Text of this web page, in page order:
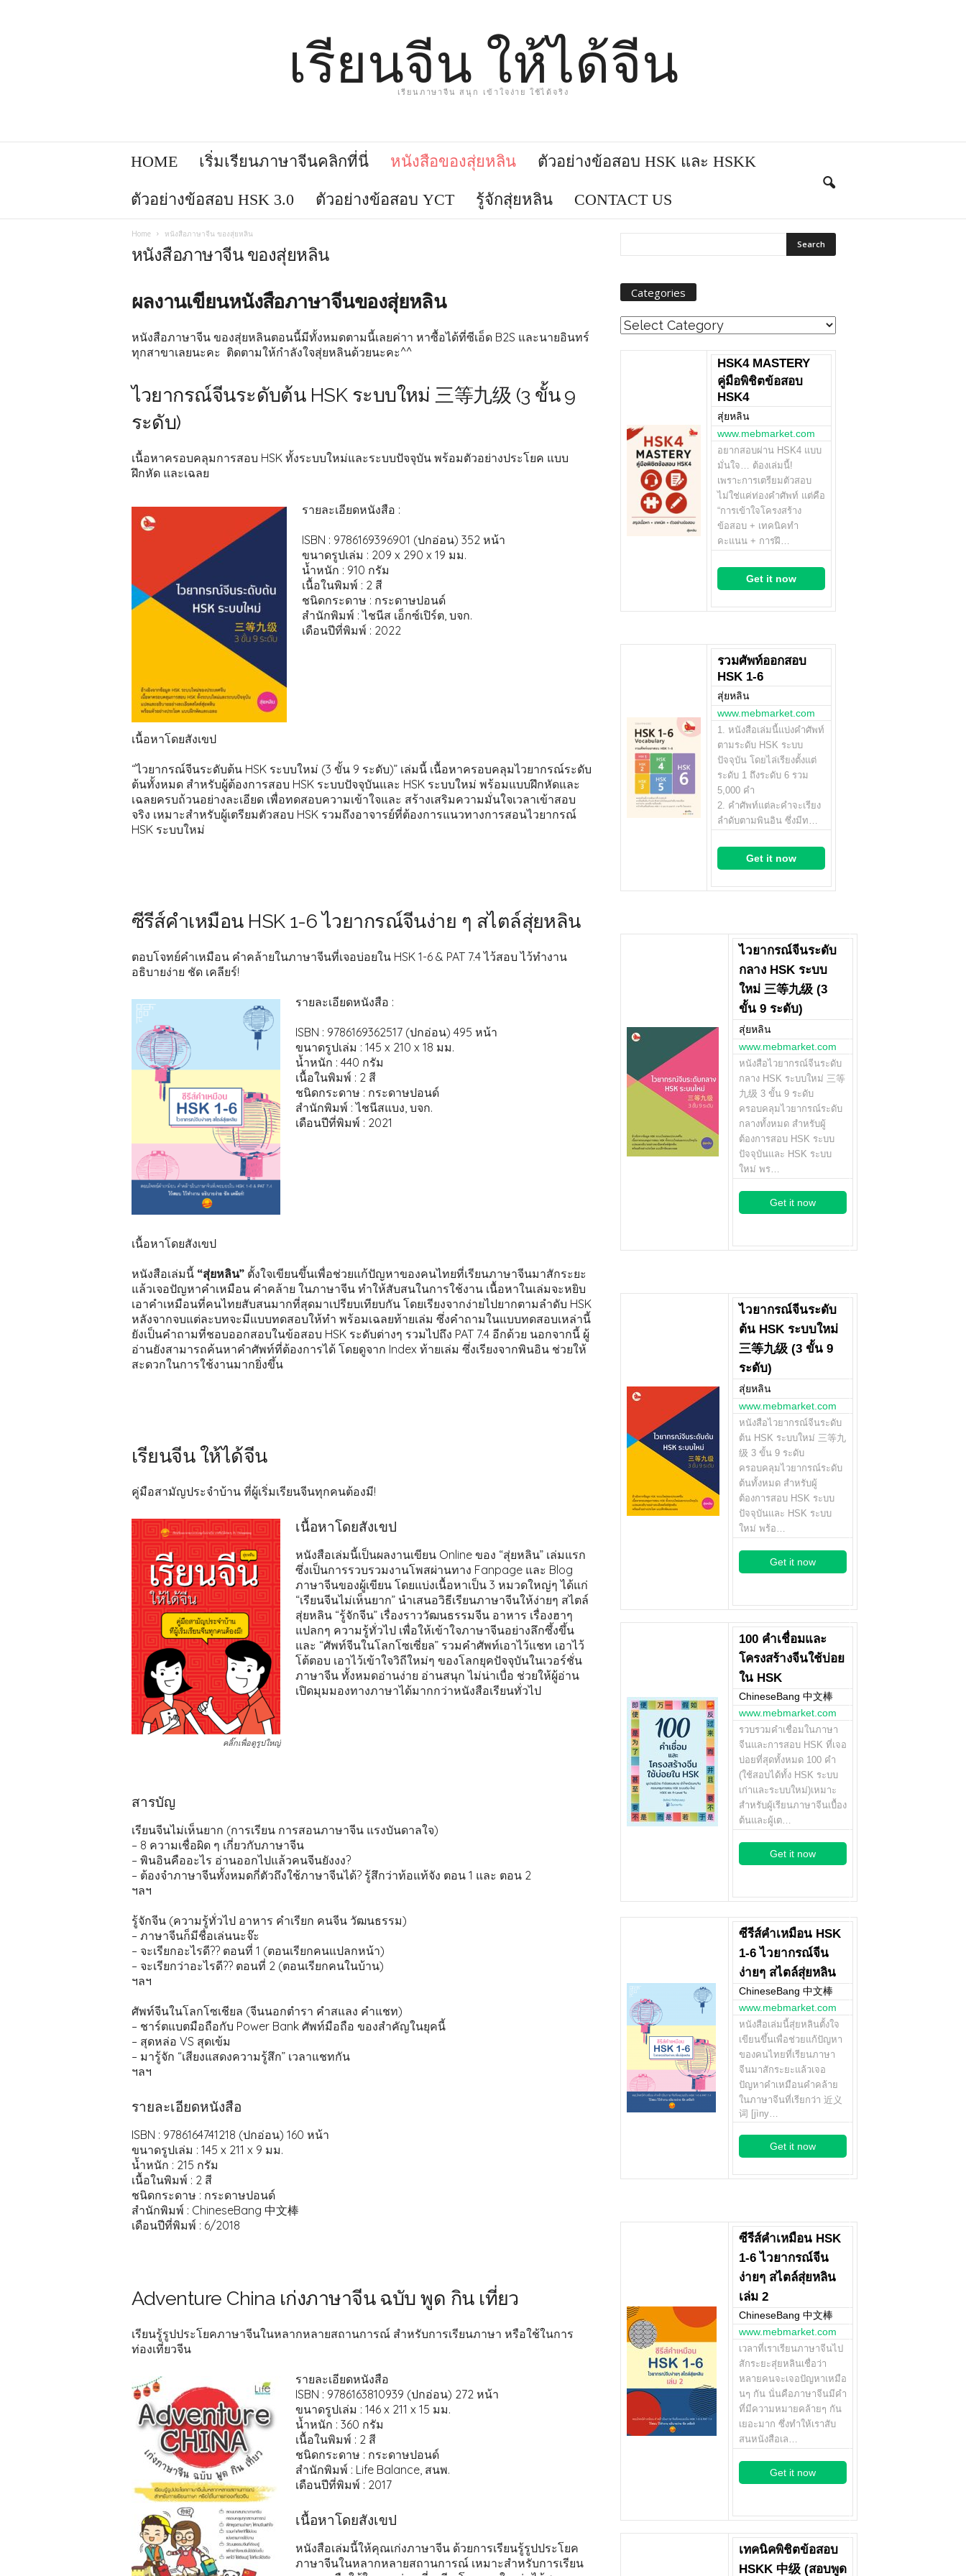
เรียนจีน ให้ได้จีน
เรียนภาษาจีน สนุก เข้าใจง่าย ใช้ได้จริง
HOME เริ่มเรียนภาษาจีนคลิกที่นี่ หนังสือของสุ่ยหลิน ตัวอย่างข้อสอบ HSK และ HSKK
ตัวอย่างข้อสอบ HSK 3.0 ตัวอย่างข้อสอบ YCT รู้จักสุ่ยหลิน CONTACT US
Home หนังสือภาษาจีน ของสุ่ยหลิน
หนังสือภาษาจีน ของสุ่ยหลิน
ผลงานเขียนหนังสือภาษาจีนของสุ่ยหลิน
หนังสือภาษาจีน ของสุ่ยหลินตอนนี้มีทั้งหมดตามนี้เลยค่าา หาซื้อได้ที่ซีเอ็ด B2S และนายอินทร์
ทุกสาขาเลยนะคะ ติดตามให้กำลังใจสุ่ยหลินด้วยนะคะ^^
ไวยากรณ์จีนระดับต้น HSK ระบบใหม่ 三等九级 (3 ขั้น 9
ระดับ)
เนื้อหาครอบคลุมการสอบ HSK ทั้งระบบใหม่และระบบปัจจุบัน พร้อมตัวอย่างประโยค แบบ
ฝึกหัด และเฉลย
รายละเอียดหนังสือ :
ISBN : 9786169396901 (ปกอ่อน) 352 หน้า
ขนาดรูปเล่ม : 209 x 290 x 19 มม.
น้ำหนัก : 910 กรัม
เนื้อในพิมพ์ : 2 สี
ชนิดกระดาษ : กระดาษปอนด์
สำนักพิมพ์ : ไชนีส เอ็กซ์เปิร์ต, บจก.
เดือนปีที่พิมพ์ : 2022
เนื้อหาโดยสังเขป
“ไวยากรณ์จีนระดับต้น HSK ระบบใหม่ (3 ขั้น 9 ระดับ)” เล่มนี้ เนื้อหาครอบคลุมไวยากรณ์ระดับ
ต้นทั้งหมด สำหรับผู้ต้องการสอบ HSK ระบบปัจจุบันและ HSK ระบบใหม่ พร้อมแบบฝึกหัดและ
เฉลยครบถ้วนอย่างละเอียด เพื่อทดสอบความเข้าใจและ สร้างเสริมความมั่นใจเวลาเข้าสอบ
จริง เหมาะสำหรับผู้เตรียมตัวสอบ HSK รวมถึงอาจารย์ที่ต้องการแนวทางการสอนไวยากรณ์
HSK ระบบใหม่
ซีรีส์คำเหมือน HSK 1-6 ไวยากรณ์จีนง่าย ๆ สไตล์สุ่ยหลิน
ตอบโจทย์คำเหมือน คำคล้ายในภาษาจีนที่เจอบ่อยใน HSK 1-6 & PAT 7.4 ไว้สอบ ไว้ทำงาน
อธิบายง่าย ชัด เคลียร์!
รายละเอียดหนังสือ :
ISBN : 9786169362517 (ปกอ่อน) 495 หน้า
ขนาดรูปเล่ม : 145 x 210 x 18 มม.
น้ำหนัก : 440 กรัม
เนื้อในพิมพ์ : 2 สี
ชนิดกระดาษ : กระดาษปอนด์
สำนักพิมพ์ : ไชนีสแบง, บจก.
เดือนปีที่พิมพ์ : 2021
เนื้อหาโดยสังเขป
หนังสือเล่มนี้ “สุ่ยหลิน”ตั้งใจเขียนขึ้นเพื่อช่วยแก้ปัญหาของคนไทยที่เรียนภาษาจีนมาสักระยะ
แล้วเจอปัญหาคำเหมือน คำคล้าย ในภาษาจีน ทำให้สับสนในการใช้งาน เนื้อหาในเล่มจะหยิบ
เอาคำเหมือนที่คนไทยสับสนมากที่สุดมาเปรียบเทียบกัน โดยเรียงจากง่ายไปยากตามลำดับ HSK
หลังจากจบแต่ละบทจะมีแบบทดสอบให้ทำ พร้อมเฉลยท้ายเล่ม ซึ่งคำถามในแบบทดสอบเหล่านี้
ยังเป็นคำถามที่ชอบออกสอบในข้อสอบ HSK ระดับต่างๆ รวมไปถึง PAT 7.4 อีกด้วย นอกจากนี้ ผู้
อ่านยังสามารถค้นหาคำศัพท์ที่ต้องการได้ โดยดูจาก Index ท้ายเล่ม ซึ่งเรียงจากพินอิน ช่วยให้
สะดวกในการใช้งานมากยิ่งขึ้น
เรียนจีน ให้ได้จีน
คู่มือสามัญประจำบ้าน ที่ผู้เริ่มเรียนจีนทุกคนต้องมี!
คลิ๊กเพื่อดูรูปใหญ่
เนื้อหาโดยสังเขป
หนังสือเล่มนี้เป็นผลงานเขียน Online ของ “สุ่ยหลิน” เล่มแรก
ซึ่งเป็นการรวบรวมงานโพสผ่านทาง Fanpage และ Blog
ภาษาจีนของผู้เขียน โดยแบ่งเนื้อหาเป็น 3 หมวดใหญ่ๆ ได้แก่
“เรียนจีนไม่เห็นยาก” นำเสนอวิธีเรียนภาษาจีนให้ง่ายๆ สไตล์
สุ่ยหลิน “รู้จักจีน” เรื่องราววัฒนธรรมจีน อาหาร เรื่องฮาๆ
แปลกๆ ความรู้ทั่วไป เพื่อให้เข้าใจภาษาจีนอย่างลึกซึ้งขึ้น
และ “ศัพท์จีนในโลกโซเซี่ยล” รวมคำศัพท์เอาไว้แชท เอาไว้
โต้ตอบ เอาไว้เข้าใจวิถีใหม่ๆ ของโลกยุคปัจจุบันในเวอร์ชั่น
ภาษาจีน ทั้งหมดอ่านง่าย อ่านสนุก ไม่น่าเบื่อ ช่วยให้ผู้อ่าน
เปิดมุมมองทางภาษาได้มากกว่าหนังสือเรียนทั่วไป
สารบัญ
เรียนจีนไม่เห็นยาก (การเรียน การสอนภาษาจีน แรงบันดาลใจ)
– 8 ความเชื่อผิด ๆ เกี่ยวกับภาษาจีน
– พินอินคืออะไร อ่านออกไปแล้วคนจีนยังงง?
– ต้องจำภาษาจีนทั้งหมดกี่ตัวถึงใช้ภาษาจีนได้? รู้สึกว่าท้อแท้จัง ตอน 1 และ ตอน 2
ฯลฯ
รู้จักจีน (ความรู้ทั่วไป อาหาร คำเรียก คนจีน วัฒนธรรม)
– ภาษาจีนก็มีชื่อเล่นนะจ๊ะ
– จะเรียกอะไรดี?? ตอนที่ 1 (ตอนเรียกคนแปลกหน้า)
– จะเรียกว่าอะไรดี?? ตอนที่ 2 (ตอนเรียกคนในบ้าน)
ฯลฯ
ศัพท์จีนในโลกโซเชียล (จีนนอกตำรา คำสแลง คำแชท)
– ชาร์ตแบตมือถือกับ Power Bank ศัพท์มือถือ ของสำคัญในยุคนี้
– สุดหล่อ VS สุดเข้ม
– มารู้จัก “เสียงแสดงความรู้สึก” เวลาแชทกัน
ฯลฯ
รายละเอียดหนังสือ
ISBN : 9786164741218 (ปกอ่อน) 160 หน้า
ขนาดรูปเล่ม : 145 x 211 x 9 มม.
น้ำหนัก : 215 กรัม
เนื้อในพิมพ์ : 2 สี
ชนิดกระดาษ : กระดาษปอนด์
สำนักพิมพ์ : ChineseBang 中文棒
เดือนปีที่พิมพ์ : 6/2018
Adventure China เก่งภาษาจีน ฉบับ พูด กิน เที่ยว
เรียนรู้รูปประโยคภาษาจีนในหลากหลายสถานการณ์ สำหรับการเรียนภาษา หรือใช้ในการ
ท่องเที่ยวจีน
รายละเอียดหนังสือ
ISBN : 9786163810939 (ปกอ่อน) 272 หน้า
ขนาดรูปเล่ม : 146 x 211 x 15 มม.
น้ำหนัก : 360 กรัม
เนื้อในพิมพ์ : 2 สี
ชนิดกระดาษ : กระดาษปอนด์
สำนักพิมพ์ : Life Balance, สนพ.
เดือนปีที่พิมพ์ : 2017
เนื้อหาโดยสังเขป
หนังสือเล่มนี้ให้คุณเก่งภาษาจีน ด้วยการเรียนรู้รูปประโยค
ภาษาจีนในหลากหลายสถานการณ์ เหมาะสำหรับการเรียน
Categories
Categories
HSK4 MASTERY
คู่มือพิชิตข้อสอบ
HSK4
สุ่ยหลิน
www.mebmarket.com
อยากสอบผ่าน HSK4 แบบ
มั่นใจ… ต้องเล่มนี้!
เพราะการเตรียมตัวสอบ
ไม่ใช่แค่ท่องคำศัพท์ แต่คือ
“การเข้าใจโครงสร้าง
ข้อสอบ + เทคนิคทำ
คะแนน + การฝึ…
Get it now
รวมศัพท์ออกสอบ
HSK 1-6
สุ่ยหลิน
www.mebmarket.com
1. หนังสือเล่มนี้แบ่งคำศัพท์
ตามระดับ HSK ระบบ
ปัจจุบัน โดยไล่เรียงตั้งแต่
ระดับ 1 ถึงระดับ 6 รวม
5,000 คำ
2. คำศัพท์แต่ละคำจะเรียง
ลำดับตามพินอิน ซึ่งมีท…
Get it now
ไวยากรณ์จีนระดับ
กลาง HSK ระบบ
ใหม่ 三等九级 (3
ขั้น 9 ระดับ)
สุ่ยหลิน
www.mebmarket.com
หนังสือไวยากรณ์จีนระดับ
กลาง HSK ระบบใหม่ 三等
九级 3 ขั้น 9 ระดับ
ครอบคลุมไวยากรณ์ระดับ
กลางทั้งหมด สำหรับผู้
ต้องการสอบ HSK ระบบ
ปัจจุบันและ HSK ระบบ
ใหม่ พร…
Get it now
ไวยากรณ์จีนระดับ
ต้น HSK ระบบใหม่
三等九级 (3 ขั้น 9
ระดับ)
สุ่ยหลิน
www.mebmarket.com
หนังสือไวยากรณ์จีนระดับ
ต้น HSK ระบบใหม่ 三等九
级 3 ขั้น 9 ระดับ
ครอบคลุมไวยากรณ์ระดับ
ต้นทั้งหมด สำหรับผู้
ต้องการสอบ HSK ระบบ
ปัจจุบันและ HSK ระบบ
ใหม่ พร้อ…
Get it now
100 คำเชื่อมและ
โครงสร้างจีนใช้บ่อย
ใน HSK
ChineseBang 中文棒
www.mebmarket.com
รวบรวมคำเชื่อมในภาษา
จีนและการสอบ HSK ที่เจอ
บ่อยที่สุดทั้งหมด 100 คำ
(ใช้สอบได้ทั้ง HSK ระบบ
เก่าและระบบใหม่)เหมาะ
สำหรับผู้เรียนภาษาจีนเบื้อง
ต้นและผู้เต…
Get it now
ซีรีส์คำเหมือน HSK
1-6 ไวยากรณ์จีน
ง่ายๆ สไตล์สุ่ยหลิน
ChineseBang 中文棒
www.mebmarket.com
หนังสือเล่มนี้สุ่ยหลินตั้งใจ
เขียนขึ้นเพื่อช่วยแก้ปัญหา
ของคนไทยที่เรียนภาษา
จีนมาสักระยะแล้วเจอ
ปัญหาคำเหมือนคำคล้าย
ในภาษาจีนที่เรียกว่า 近义
词 [jìny…
Get it now
ซีรีส์คำเหมือน HSK
1-6 ไวยากรณ์จีน
ง่ายๆ สไตล์สุ่ยหลิน
เล่ม 2
ChineseBang 中文棒
www.mebmarket.com
เวลาที่เราเรียนภาษาจีนไป
สักระยะสุ่ยหลินเชื่อว่า
หลายคนจะเจอปัญหาเหมือ
นๆ กัน นั่นคือภาษาจีนมีคำ
ที่มีความหมายคล้ายๆ กัน
เยอะมาก ซึ่งทำให้เราสับ
สนหนังสือเล…
Get it now
เทคนิคพิชิตข้อสอบ
HSKK 中级 (สอบพูด